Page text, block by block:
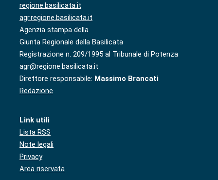
regione.basilicata.it
agr.regione.basilicata.it
Agenzia stampa della
Giunta Regionale della Basilicata
Registrazione n. 209/1995 al Tribunale di Potenza
agr@regione.basilicata.it
Direttore responsabile: Massimo Brancati
Redazione
Link utili
Lista RSS
Note legali
Privacy
Area riservata